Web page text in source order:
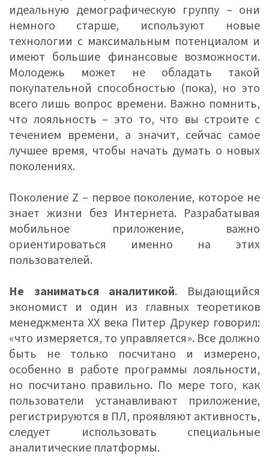
идеальную демографическую группу – они
немного старше, используют новые
технологии с максимальным потенциалом и
имеют большие финансовые возможности.
Молодежь может не обладать такой
покупательной способностью (пока), но это
всего лишь вопрос времени. Важно помнить,
что лояльность – это то, что вы строите с
течением времени, а значит, сейчас самое
лучшее время, чтобы начать думать о новых
поколениях.
Поколение Z – первое поколение, которое не
знает жизни без Интернета. Разрабатывая
мобильное приложение, важно
ориентироваться именно на этих
пользователей.
Не заниматься аналитикой. Выдающийся
экономист и один из главных теоретиков
менеджмента XX века Питер Друкер говорил:
«что измеряется, то управляется». Все должно
быть не только посчитано и измерено,
особенно в работе программы лояльности,
но посчитано правильно. По мере того, как
пользователи устанавливают приложение,
регистрируются в ПЛ, проявляют активность,
следует использовать специальные
аналитические платформы.